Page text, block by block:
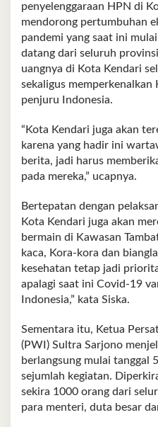
penyelenggaraan HPN di
mendorong pertumbuhan
pandemi yang saat ini
datang dari seluruh
uangnya di Kota Kendari
sekaligus memperkenalkan
penjuru Indonesia.
“Kota Kendari juga akan
karena yang hadir ini
berita, jadi harus
pada mereka,” ucapnya.
Bertepatan dengan
Kota Kendari juga akan
bermain di Kawasan
kaca, Kora-kora dan
kesehatan tetap jadi
apalagi saat ini Covid-19
Indonesia,” kata Siska.
Sementara itu, Ketua
(PWI) Sultra Sarjono
berlangsung mulai tanggal
sejumlah kegiatan.
sekira 1000 orang dari
para menteri, duta besar